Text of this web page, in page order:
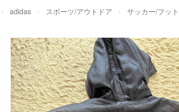
adidas スポーツ/アウトドア サッカー/フッ